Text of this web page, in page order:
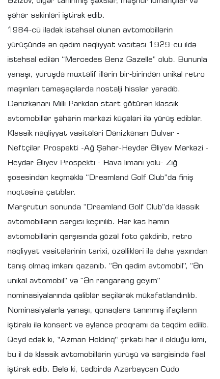
şəhər sakinləri iştirak edib.
1984-cü ilədək istehsal olunan avtomobillərin
yürüşündə ən qədim nəqliyyat vasitəsi 1929-cu ildə
istehsal edilən “Mercedes Benz Gazelle” olub. Bununla
yanaşı, yürüşdə müxtəlif illərin bir-birindən unikal retro
maşınları tamaşaçılarda nostalji hisslər yaradıb.
Dənizkənarı Milli Parkdan start götürən klassik
avtomobillər şəhərin mərkəzi küçələri ilə yürüş ediblər.
Klassik nəqliyyat vasitələri Dənizkənarı Bulvar -
Neftçilər Prospekti -Ağ Şəhər-Heydər Əliyev Mərkəzi -
Heydər Əliyev Prospekti - Hava limanı yolu- Zığ
şosesindən keçməklə “Dreamland Golf Club”da finiş
nöqtəsinə çatıblar.
Marşrutun sonunda “Dreamland Golf Club”da klassik
avtomobillərin sərgisi keçirilib. Hər kəs həmin
avtomobillərin qarşısında gözəl foto çəkdirib, retro
nəqliyyat vasitələrinin tarixi, özəllikləri ilə daha yaxından
tanış olmaq imkanı qazanıb. “Ən qədim avtomobil”, “Ən
unikal avtomobil” və “Ən rəngarəng geyim”
nominasiyalarında qaliblər seçilərək mükafatlandırılıb.
Nominasiyalarla yanaşı, qonaqlara tanınmış ifaçıların
iştirakı ilə konsert və əyləncə proqramı da təqdim edilib.
Qeyd edək ki, "Azman Holdinq" şirkəti hər il olduğu kimi,
bu il də klassik avtomobillərin yürüşü və sərgisində fəal
iştirak edib. Belə ki, tədbirdə Azərbaycan Cüdo